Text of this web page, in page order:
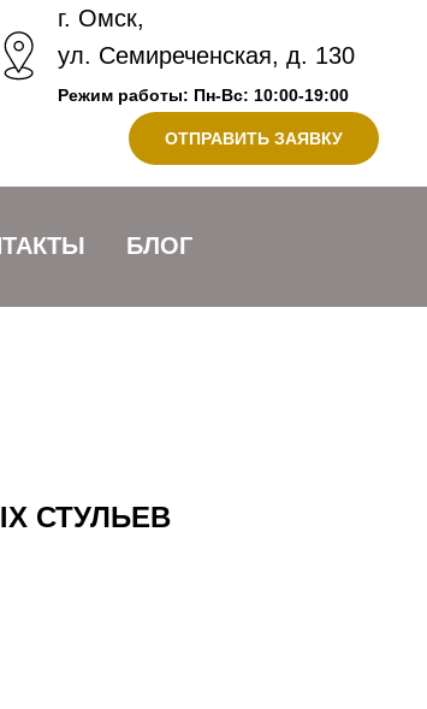
г. Омск,
ул. Семиреченская, д. 130
Режим работы: Пн-Вс: 10:00-19:00
ОТПРАВИТЬ ЗАЯВКУ
БЛОГ
СТУЛЬЕВ